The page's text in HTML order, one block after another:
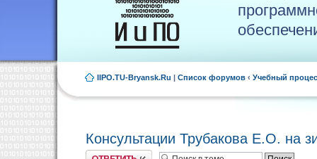
IIPO.TU-Bryansk.Ru | Список форумов ‹ Учебный
Консультации Трубакова Е.О. на
Ответить